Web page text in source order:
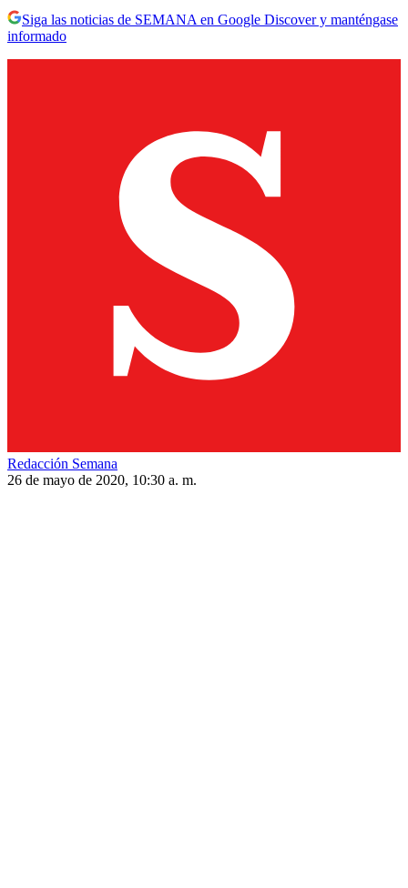
Siga las noticias de SEMANA en Google Discover y manténgase
informado
Redacción Semana
26 de mayo de 2020, 10:30 a. m.